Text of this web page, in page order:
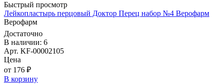
Быстрый просмотр
Лейкопластырь перцовый Доктор Перец набор №4 Верофарм
Верофарм
Достаточно
В наличии: 6
Арт. KF-00002105
Цена
от 176 ₽
В корзину